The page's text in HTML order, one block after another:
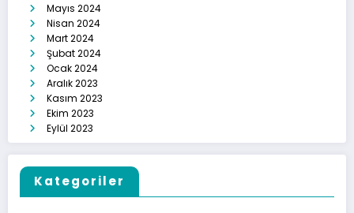
Mayıs 2024
Nisan 2024
Mart 2024
Şubat 2024
Ocak 2024
Aralık 2023
Kasım 2023
Ekim 2023
Eylül 2023
Kategoriler